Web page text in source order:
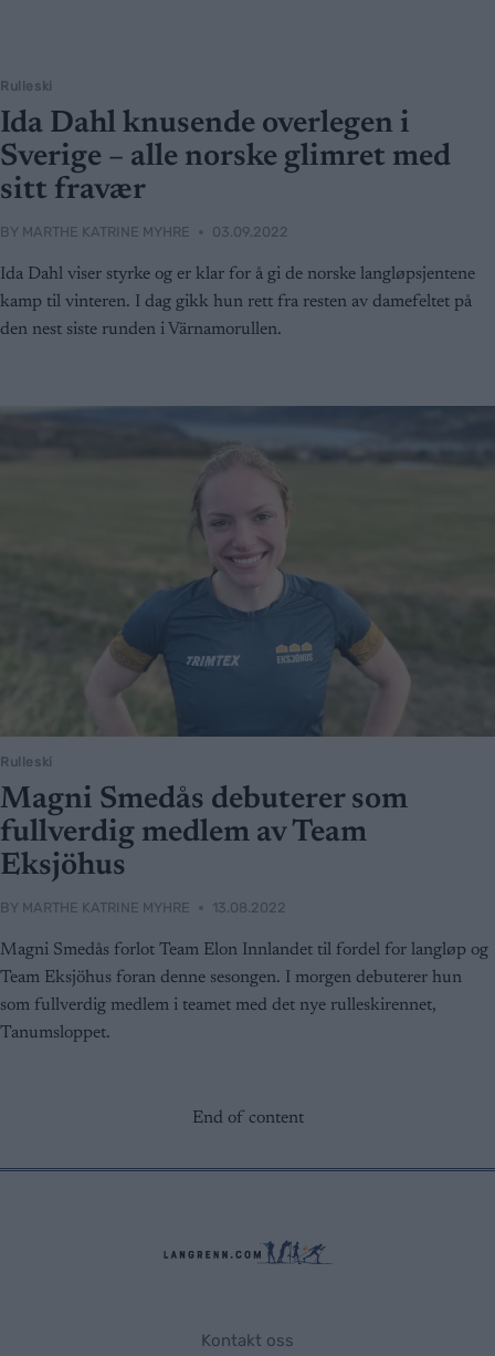
Rulleski
Ida Dahl knusende overlegen i
Sverige – alle norske glimret med
sitt fravær
BY MARTHE KATRINE MYHRE 03.09.2022
Ida Dahl viser styrke og er klar for å gi de norske langløpsjentene
kamp til vinteren. I dag gikk hun rett fra resten av damefeltet på
den nest siste runden i Värnamorullen.
Rulleski
Magni Smedås debuterer som
fullverdig medlem av Team
Eksjöhus
BY MARTHE KATRINE MYHRE 13.08.2022
Magni Smedås forlot Team Elon Innlandet til fordel for langløp og
Team Eksjöhus foran denne sesongen. I morgen debuterer hun
som fullverdig medlem i teamet med det nye rulleskirennet,
Tanumsloppet.
End of content
Kontakt oss